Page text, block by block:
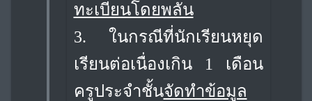
ทะเบียนโดยพลัน
3. ในกรณีที่นักเรียนหยุด
เรียนต่อเนื่องเกิน 1 เดือน
ครูประจำชั้นจัดทำข้อมูล